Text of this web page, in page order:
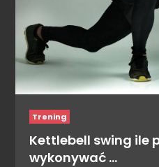
Trening
Kettlebell swing ile
wykonywać …